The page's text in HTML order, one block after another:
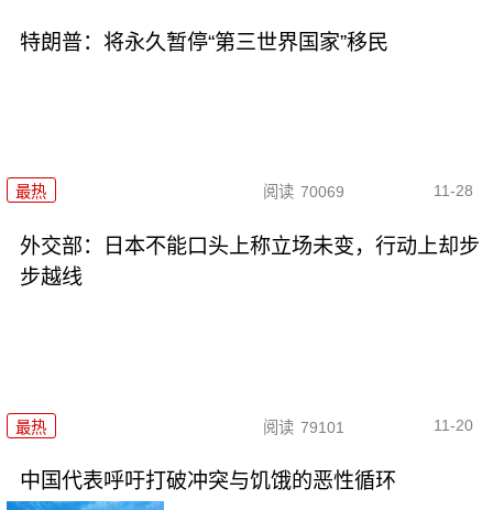
特朗普：将永久暂停“第三世界国家”移民
最热 阅读 70069 11-28
外交部：日本不能口头上称立场未变，行动上却步
步越线
最热 阅读 79101 11-20
中国代表呼吁打破冲突与饥饿的恶性循环